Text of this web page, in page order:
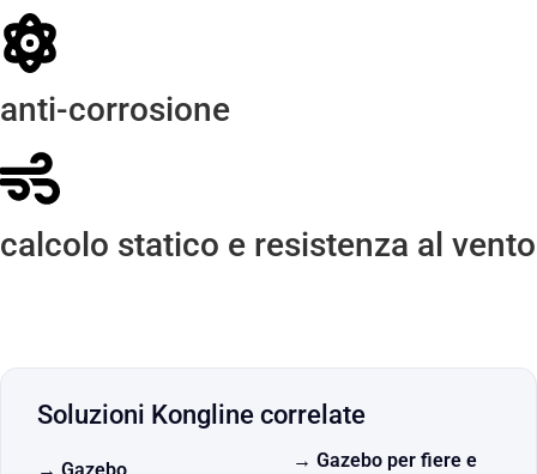
anti-corrosione
calcolo statico e resistenza al vento
Soluzioni Kongline correlate
→ Gazebo per fiere e